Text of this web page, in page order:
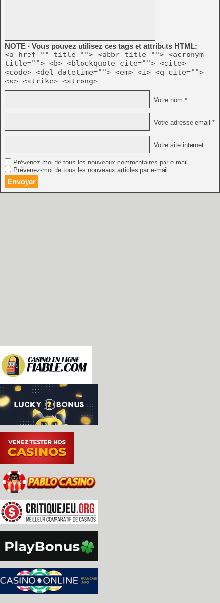
NOTE - Vous pouvez utilisez ces tags et attributs HTML:
<a href="" title=""> <abbr title=""> <acronym
title=""> <b> <blockquote cite=""> <cite>
<code> <del datetime=""> <em> <i> <q cite="">
<s> <strike> <strong>
Votre nom *
Votre adresse email *
Votre site internet
Prévenez-moi de tous les nouveaux commentaires par e-mail.
Prévenez-moi de tous les nouveaux articles par e-mail.